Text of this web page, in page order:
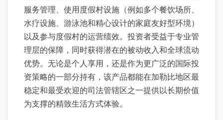
服务管理、使用度假村设施（例如多个餐饮场所、
水疗设施、游泳池和精心设计的家庭友好型环境）
以及参与度假村的运营绩效。投资者受益于专业管
理层的保障，同时获得潜在的被动收入和全球流动
优势。无论是个人享用，还是作为更广泛的国际投
资策略的一部分持有，该产品都能在加勒比地区最
稳定和最受欢迎的司法管辖区之一提供以长期价值
为支撑的精致生活方式体验。